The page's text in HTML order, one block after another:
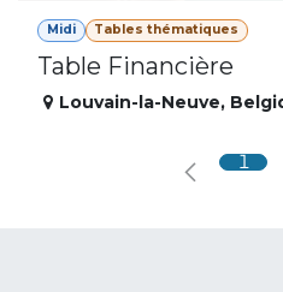
Midi Tables thématiques
Table Financière
Louvain-la-Neuve,
1